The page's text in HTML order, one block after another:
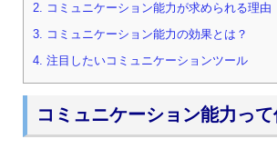
2. コミュニケーション能力が求められる理由
3. コミュニケーション能力の効果とは？
4. 注目したいコミュニケーションツール
コミュニケーション能力って